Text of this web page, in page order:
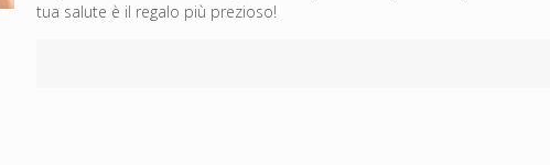
tua salute è il regalo più prezioso!